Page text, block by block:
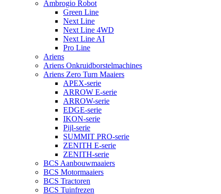
Ambrogio Robot
Green Line
Next Line
Next Line 4WD
Next Line AI
Pro Line
Ariens
Ariens Onkruidborstelmachines
Ariens Zero Turn Maaiers
APEX-serie
ARROW E-serie
ARROW-serie
EDGE-serie
IKON-serie
Pijl-serie
SUMMIT PRO-serie
ZENITH E-serie
ZENITH-serie
BCS Aanbouwmaaiers
BCS Motormaaiers
BCS Tractoren
BCS Tuinfrezen